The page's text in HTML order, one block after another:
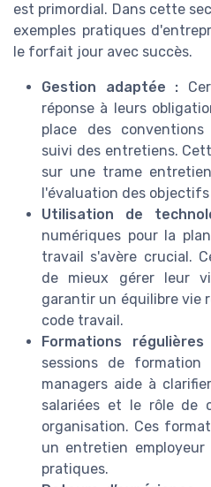
est primordial. Dans cette
exemples pratiques
le forfait jour avec succès.
Gestion adaptée :
réponse à leurs
place des
suivi des entretiens.
sur une trame
l'évaluation des
Utilisation de
numériques pour la
travail s'avère crucial.
de mieux gérer leur
garantir un équilibre vie
code travail.
Formations
sessions de
managers aide à
salariées et le rôle de
organisation. Ces
un entretien
pratiques.